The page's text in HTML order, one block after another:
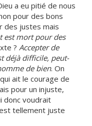
a eu pitié de nous
pour des bons
des justes mais
est mort pour des
? Accepter de
déjà difficile, peut-
de bien. On
ait le courage de
pour un injuste,
donc voudrait
tellement juste